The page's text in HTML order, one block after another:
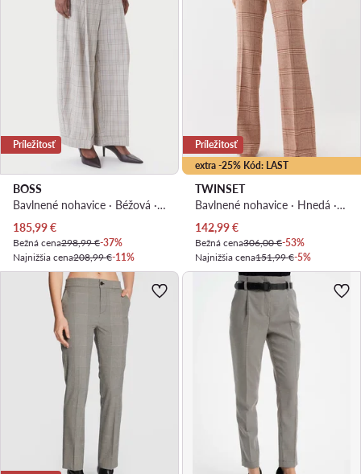
Príležitosť
BOSS
Bavlnené nohavice · Béžová · Oversize
Aktuálna cena
185,99€
Bežná cena298,99 €-37%
Najnižšia cena208,99 €-11%
extra -25% Kód: LAST
Príležitosť
TWINSET
Bavlnené nohavice · Hnedá · Regular fit
Aktuálna cena
142,99€
Bežná cena306,00 €-53%
Najnižšia cena151,99 €-5%